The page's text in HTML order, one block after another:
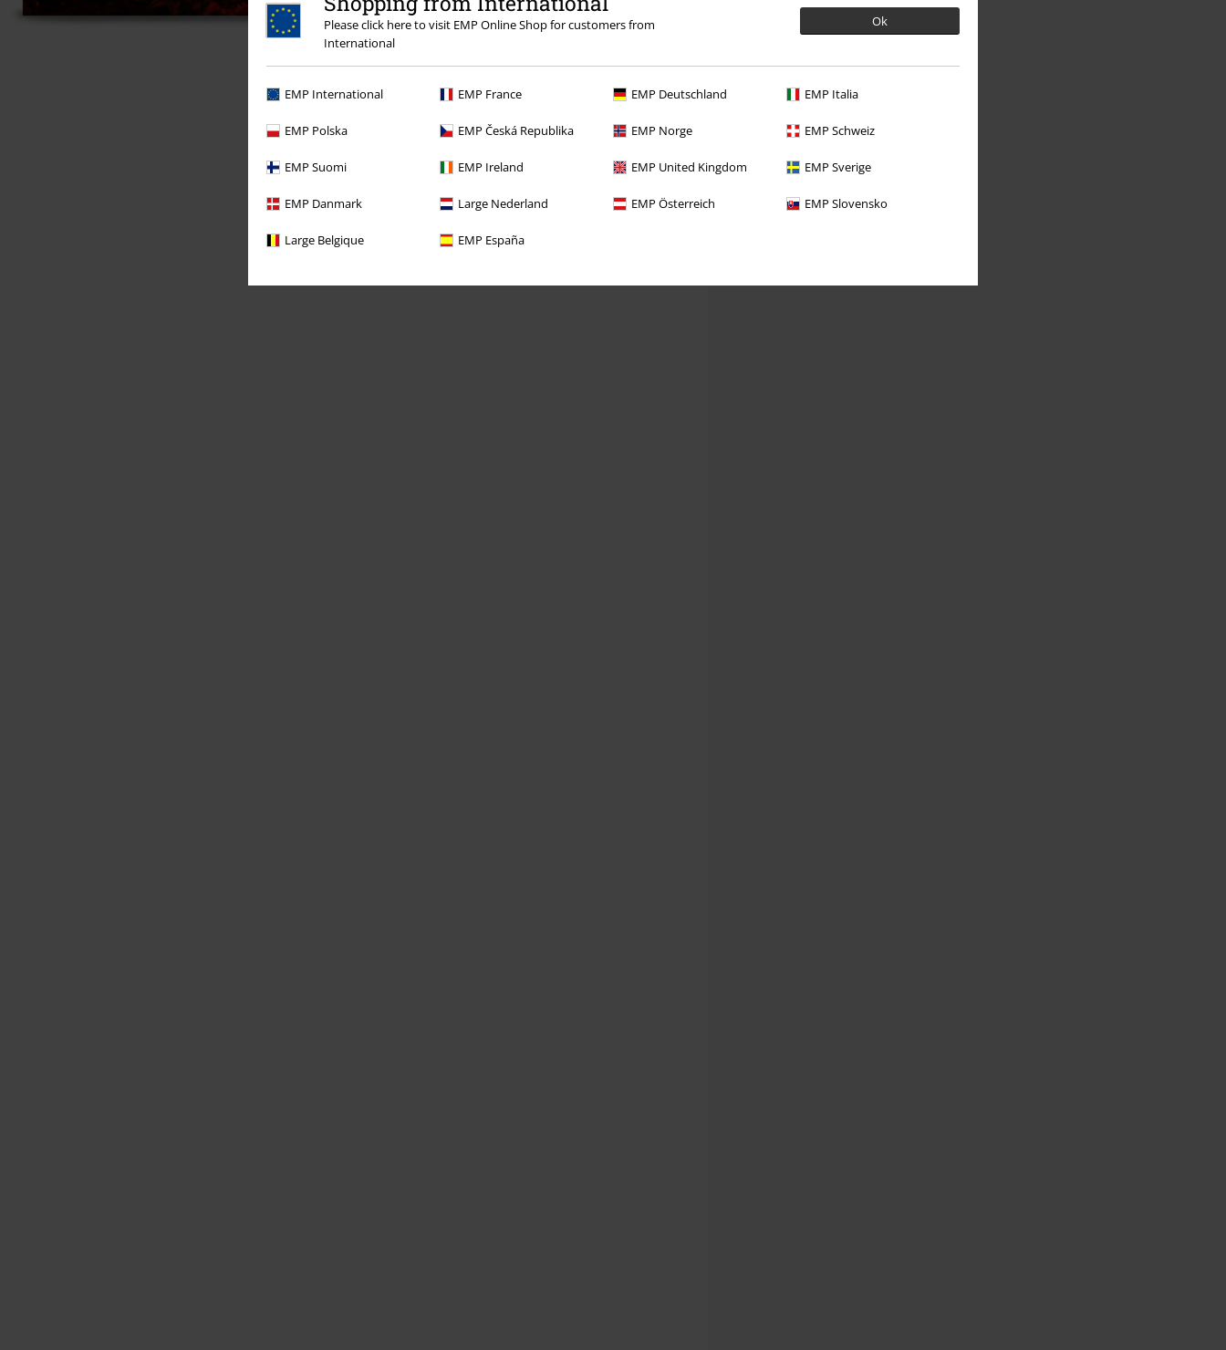
Please click here to visit EMP Online Shop for customers from
International
Ok
EMP International EMP France EMP Deutschland EMP Italia
EMP Polska EMP Česká Republika EMP Norge EMP Schweiz
EMP Suomi EMP Ireland EMP United Kingdom EMP Sverige
EMP Danmark Large Nederland EMP Österreich EMP Slovensko
Large Belgique EMP España